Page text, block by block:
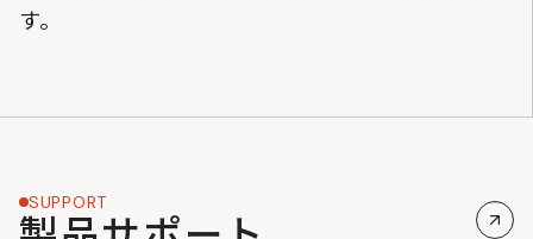
す。
SUPPORT